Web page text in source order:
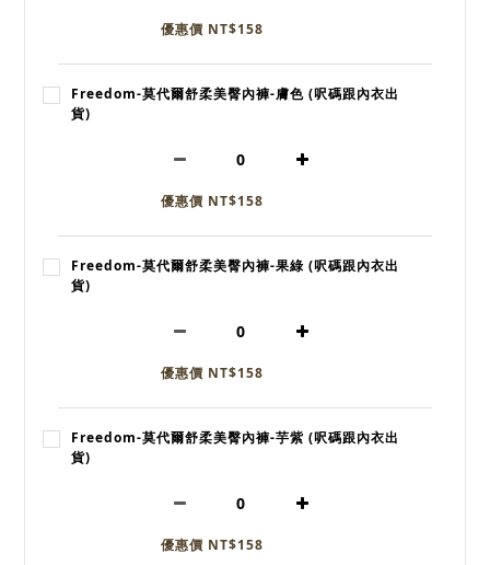
優惠價 NT$158
Freedom-莫代爾舒柔美臀內褲-膚色 (呎碼跟內衣出
貨)
優惠價 NT$158
Freedom-莫代爾舒柔美臀內褲-果綠 (呎碼跟內衣出
貨)
優惠價 NT$158
Freedom-莫代爾舒柔美臀內褲-芋紫 (呎碼跟內衣出
貨)
優惠價 NT$158